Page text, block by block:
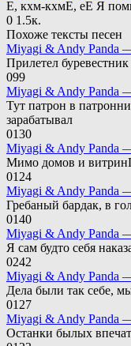
Е, кхм-кхмЕ, еЕ Я
0 1.5к.
Похоже тексты песен
Miyagi & Andy Panda
Прилетел
099
Miyagi & Andy Panda
Тут патрон в
зарабатывал
0130
Miyagi & Andy Panda
Мимо домов и
0124
Miyagi & Andy Panda
Гребаный бардак, в
0140
Miyagi & Andy Panda
Я сам будто себя
0242
Miyagi & Andy Panda
Дела были так себе,
0127
Miyagi & Andy Panda
Останки былых